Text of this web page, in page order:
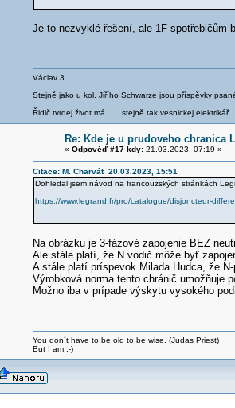
Je to nezvyklé řešení, ale 1F spotřebičům
Václav 3
Stejně jako u kol. Jiřího Schwarze jsou příspěvky
Řidič tvrdej život má... , stejně tak vesnickej elektrikář
Re: Kde je u prudoveho chranica
« Odpověď #17 kdy:21.03.2023, 07:19 »
Citace: M. Charvát 20.03.2023, 15:51
Dohledal jsem návod na francouzských stránkách
https://www.legrand.fr/pro/catalogue/disjoncteur-
Na obrázku je 3-fázové zapojenie BEZ
Ale stále platí, že N vodič môže byť
A stále platí príspevok Milada Hudca, že
Výrobková norma tento chránič umožňuje
Možno iba v prípade výskytu vysokého
You don´t have to be old to be wise. (Judas Priest)
But I am :-)